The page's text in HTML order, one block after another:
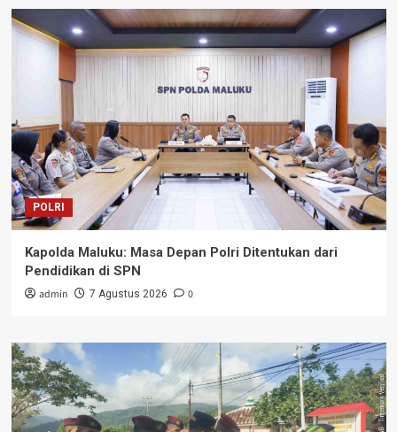
POLRI
Kapolda Maluku: Masa Depan Polri Ditentukan dari
Pendidikan di SPN
admin 7 Agustus 2026 0